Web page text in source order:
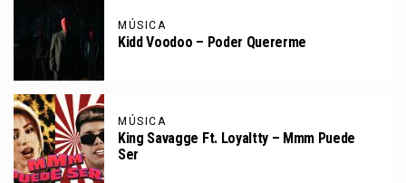
MÚSICA
Kidd Voodoo – Poder Quererme
MÚSICA
King Savagge Ft. Loyaltty – Mmm Puede
Ser